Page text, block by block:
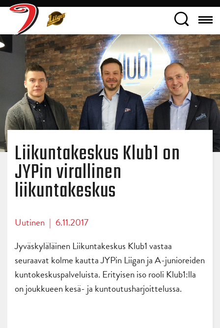
Liikuntakeskus Klub1 on
JYPin virallinen
liikuntakeskus
Uutinen | 6.11.2017
Jyväskyläläinen Liikuntakeskus Klub1 vastaa
seuraavat kolme kautta JYPin Liigan ja A-junioreiden
kuntokeskuspalveluista. Erityisen iso rooli Klub1:lla
on joukkueen kesä- ja kuntoutusharjoittelussa.